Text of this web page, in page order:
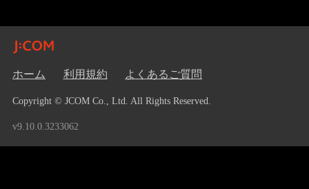
ホーム 利用規約 よくあるご質問
Copyright © JCOM Co., Ltd. All Rights Reserved.
v9.10.0.3233062